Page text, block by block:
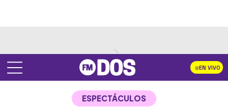
EN VIVO
ESPECTÁCULOS